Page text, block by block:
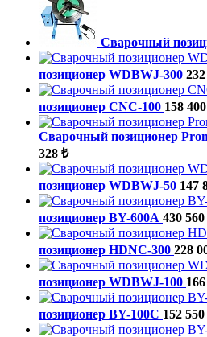
Сварочный
позиционер WDBWJ-300
позиционер CNC-100 158
Сварочный позиционер
328 ₺
позиционер WDBWJ-50 147
позиционер BY-600A 430
позиционер HDNC-300 228
позиционер WDBWJ-100
позиционер BY-100C 152